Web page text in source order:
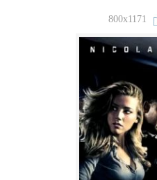
800x1171